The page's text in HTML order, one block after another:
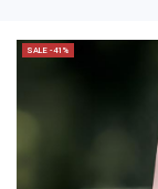
SALE -41%